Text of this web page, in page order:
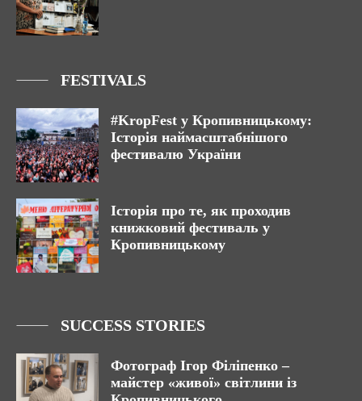
FESTIVALS
#KropFest у Кропивницькому:
Історія наймасштабнішого
фестивалю України
Історія про те, як проходив
книжковий фестиваль у
Кропивницькому
SUCCESS STORIES
Фотограф Ігор Філіпенко –
майстер «живої» світлини із